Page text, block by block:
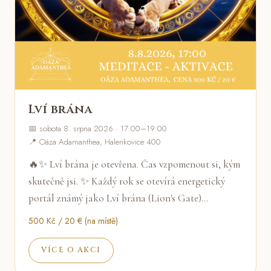
Lví brána
📅 sobota 8. srpna 2026 · 17:00–19:00
📍 Oáza Adamanthea, Halenkovice 400
🔥✨ Lví brána je otevřena. Čas vzpomenout si, kým
skutečně jsi. ✨ Každý rok se otevírá energetický
portál známý jako Lví brána (Lion's Gate)…
500 Kč / 20 € (na místě)
VÍCE O AKCI